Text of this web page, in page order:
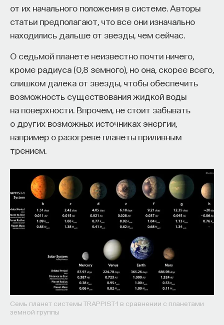
от их начального положения в системе. Авторы
статьи предполагают, что все они изначально
находились дальше от звезды, чем сейчас.
О седьмой планете неизвестно почти ничего,
кроме радиуса (0,8 земного), но она, скорее всего,
слишком далека от звезды, чтобы обеспечить
возможность существования жидкой воды
на поверхности. Впрочем, не стоит забывать
о других возможных источниках энергии,
например о разогреве планеты приливным
трением.
Семь планет системы TRAPPIST-1 в сравнении с планетами
земной группы
СОХРАНИТЬ КУРС
Внеси свой вклад в дело
просвещения!